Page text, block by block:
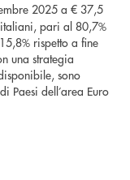
2025 a € 37,5
pari al 80,7%
rispetto a fine
una strategia
sono
Paesi dell’area Euro